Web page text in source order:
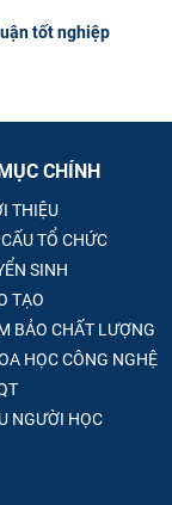
tốt nghiệp
CHÍNH
THIỆU
TỔ CHỨC
SINH
TẠO
BẢO CHẤT LƯỢNG
HỌC CÔNG NGHỆ
NGƯỜI HỌC